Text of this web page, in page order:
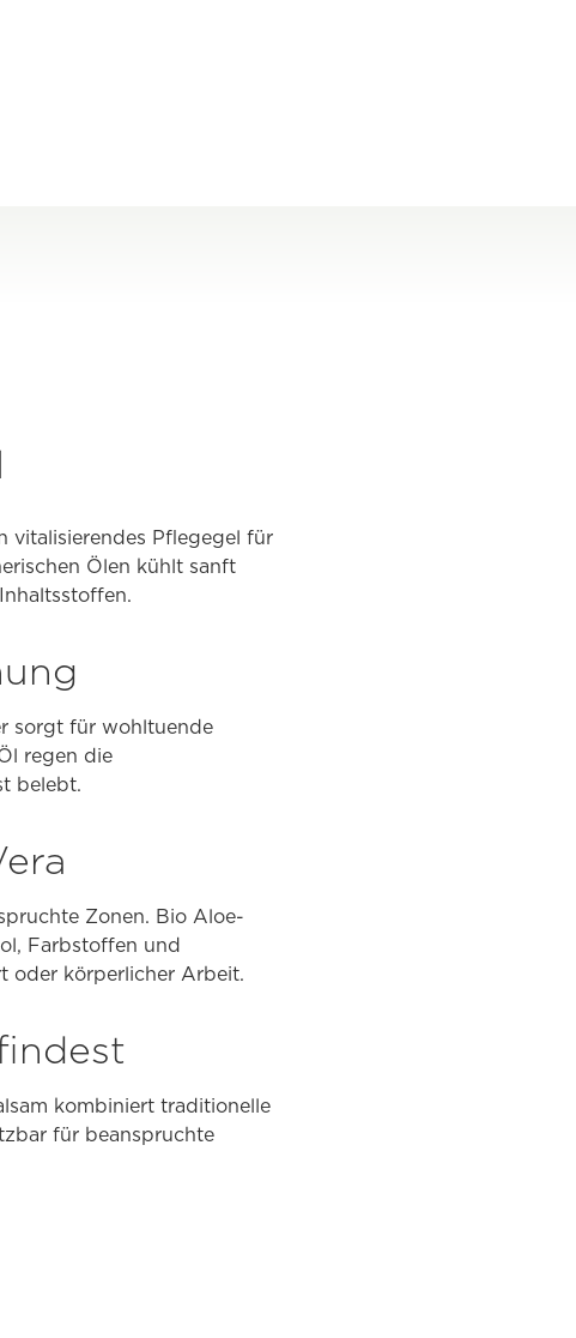
vitalisierendes Pflegegel für
Ölen kühlt sanft
sorgt für wohltuende
regen die
belebt.
Zonen. Bio Aloe-
Farbstoffen und
oder körperlicher Arbeit.
kombiniert traditionelle
für beanspruchte